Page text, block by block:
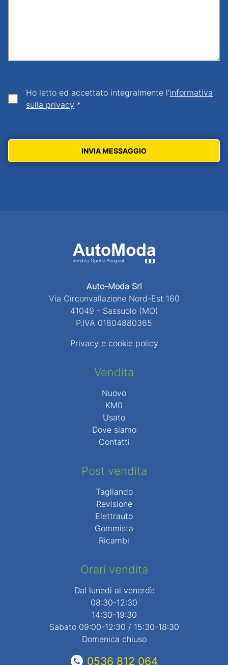
Ho letto ed accettato integralmente l'informativa
sulla privacy *
INVIA MESSAGGIO
Auto-Moda Srl
Via Circonvallazione Nord-Est 160
41049 - Sassuolo (MO)
P.IVA 01804880365
Privacy e cookie policy
Vendita
Nuovo
KM0
Usato
Dove siamo
Contatti
Post vendita
Tagliando
Revisione
Elettrauto
Gommista
Ricambi
Orari vendita
Dal lunedì al venerdì:
08:30-12:30
14:30-19:30
Sabato 09:00-12:30 / 15:30-18:30
Domenica chiuso
0536 812 064